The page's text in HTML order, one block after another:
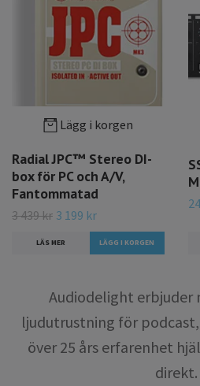
Lägg i korgen
Radial JPC™ Stereo DI-
box för PC och A/V,
Fantommatad
3 439 kr 3 199 kr
LÄS MER
Audiodelight erbjuder
ljudutrustning för
över 25 års erfarenhet
direkt.